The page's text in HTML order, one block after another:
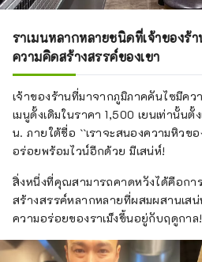
ราเมนหลากหลายชนิดที่เจ้าของร้
ความคิดสร้างสรรค์ของเขา
เจ้าของร้านที่มาจากภูมิภาคคันไซมีค
เมนูดั้งเดิมในราคา 1,500 เยนเท่านั้น
น. ภายใต้ชื่อ ``เราจะสนองความหิวข
อร่อยพร้อมไวน์อีกด้วย มีเสน่ห์!
สิ่งหนึ่งที่คุณสามารถคาดหวังได้คือกา
สร้างสรรค์หลากหลายที่ผสมผสานเส
ความอร่อยของราเม็งขึ้นอยู่กับฤดูกาล!